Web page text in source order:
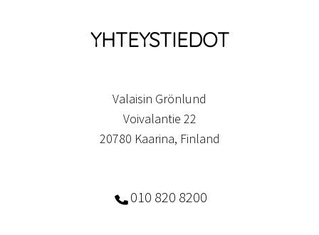
YHTEYSTIEDOT
Valaisin Grönlund
Voivalantie 22
20780 Kaarina, Finland
010 820 8200